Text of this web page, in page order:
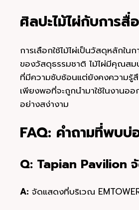
ศิลปะไม้ไผ่กับการสื่
การเลือกใช้ไม้ไผ่เป็นวัสดุหลักใ
ของวัสดุธรรมชาติ ไม้ไผ่มีคุณสม
ที่มีความซับซ้อนแต่ยังคงความรู้
เพียงพอที่จะถูกนำมาใช้ในงานอ
อย่างสง่างาม
FAQ: คำถามที่พบ
Q: Tapian Pavilion
A: จัดแสดงที่บริเวณ